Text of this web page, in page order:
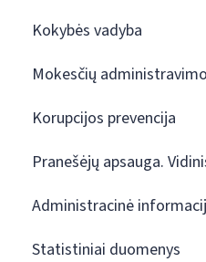
Kokybės vadyba
Mokesčių
Korupcijos prevencija
Pranešėjų apsauga.
Administracinė
Statistiniai duomenys